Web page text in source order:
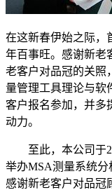
在这新春伊始之际，
年百事旺。感谢新老
老客户对品冠的关照
量管理工具理论与软
客户报名参加，并多
动力。
至此，本公司于
举办MSA测量系统分
感谢新老客户对品冠